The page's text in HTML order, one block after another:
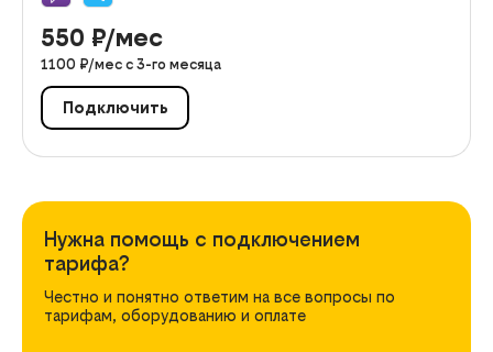
550 ₽/мес
1100 ₽/мес с 3-го месяца
Подключить
Нужна помощь с подключением
тарифа?
Честно и понятно ответим на все вопросы по
тарифам, оборудованию и оплате